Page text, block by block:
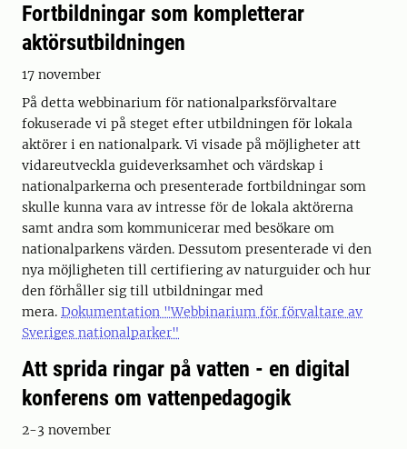
Fortbildningar som kompletterar
aktörsutbildningen
17 november
På detta webbinarium för nationalparksförvaltare
fokuserade vi på steget efter utbildningen för lokala
aktörer i en nationalpark. Vi visade på möjligheter att
vidareutveckla guideverksamhet och värdskap i
nationalparkerna och presenterade fortbildningar som
skulle kunna vara av intresse för de lokala aktörerna
samt andra som kommunicerar med besökare om
nationalparkens värden. Dessutom presenterade vi den
nya möjligheten till certifiering av naturguider och hur
den förhåller sig till utbildningar med
mera. Dokumentation "Webbinarium för förvaltare av
Sveriges nationalparker"
Att sprida ringar på vatten - en digital
konferens om vattenpedagogik
2-3 november